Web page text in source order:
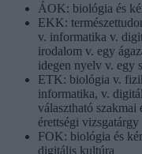
ÁOK: biológia és
EKK:
v. informatika v.
irodalom v. egy
idegen nyelv v. egy
ETK: biológia v.
informatika, v.
választható szakmai
érettségi vizsgatárgy
FOK: biológia és
digitális kultúra